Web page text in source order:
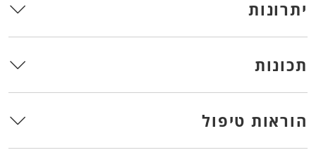
יתרונות
תכונות
הוראות טיפול